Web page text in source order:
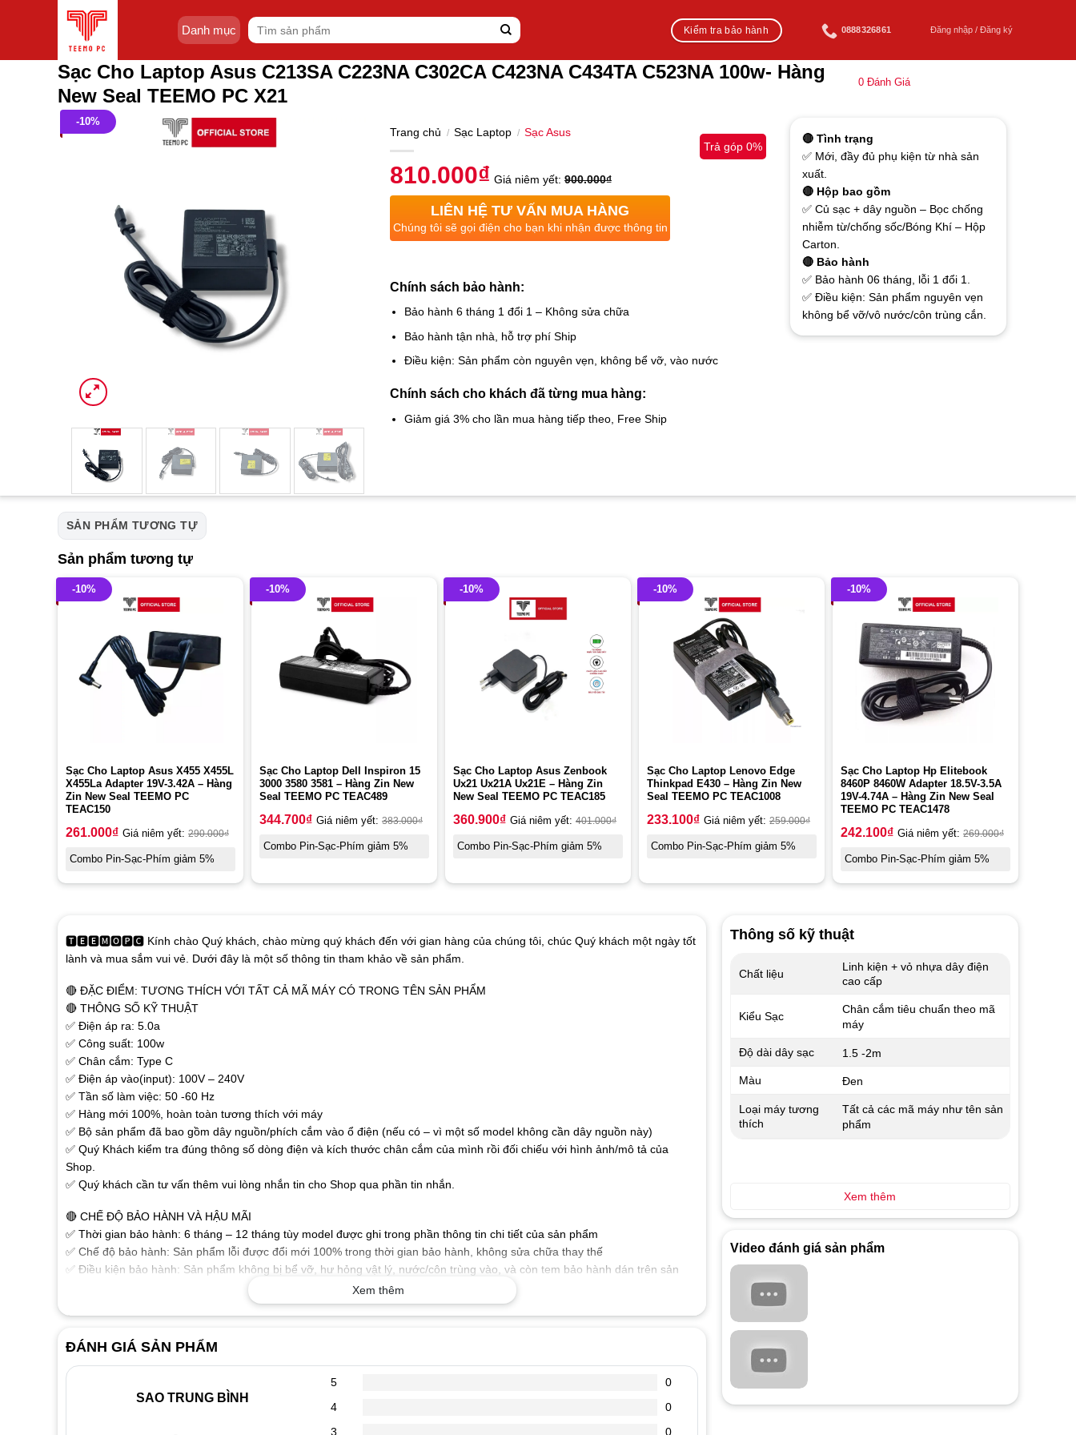
Danh mục
Tìm
kiếm:
Kiểm tra bảo hành 0888326861 Đăng nhập / Đăng ký
Sạc Cho Laptop Asus C213SA C223NA C302CA C423NA C434TA C523NA 100w- Hàng
New Seal TEEMO PC X21
0 Đánh Giá
-10%
Trang chủ / Sạc Laptop / Sạc Asus
810.000₫ Giá niêm yết: 900.000₫
Trả góp 0%
LIÊN HỆ TƯ VẤN MUA HÀNG
Chúng tôi sẽ gọi điện cho bạn khi nhận được thông tin
Chính sách bảo hành:
Bảo hành 6 tháng 1 đổi 1 – Không sửa chữa
Bảo hành tận nhà, hỗ trợ phí Ship
Điều kiện: Sản phẩm còn nguyên vẹn, không bể vỡ, vào nước
Chính sách cho khách đã từng mua hàng:
Giảm giá 3% cho lần mua hàng tiếp theo, Free Ship
🔴 Tình trạng
✅ Mới, đầy đủ phụ kiện từ nhà sản
xuất.
🔴 Hộp bao gồm
✅ Củ sạc + dây nguồn – Bọc chống
nhiễm từ/chống sốc/Bóng Khí – Hộp
Carton.
🔴 Bảo hành
✅ Bảo hành 06 tháng, lỗi 1 đổi 1.
✅ Điều kiện: Sản phẩm nguyên vẹn
không bể vỡ/vô nước/côn trùng cắn.
SẢN PHẨM TƯƠNG TỰ
Sản phẩm tương tự
-10%
Sạc Cho Laptop Asus X455 X455L
X455La Adapter 19V-3.42A – Hàng
Zin New Seal TEEMO PC
TEAC150
261.000₫ Giá niêm yết: 290.000₫
Combo Pin-Sạc-Phím giảm 5%
-10%
Sạc Cho Laptop Dell Inspiron 15
3000 3580 3581 – Hàng Zin New
Seal TEEMO PC TEAC489
344.700₫ Giá niêm yết: 383.000₫
Combo Pin-Sạc-Phím giảm 5%
-10%
Sạc Cho Laptop Asus Zenbook
Ux21 Ux21A Ux21E – Hàng Zin
New Seal TEEMO PC TEAC185
360.900₫ Giá niêm yết: 401.000₫
Combo Pin-Sạc-Phím giảm 5%
-10%
Sạc Cho Laptop Lenovo Edge
Thinkpad E430 – Hàng Zin New
Seal TEEMO PC TEAC1008
233.100₫ Giá niêm yết: 259.000₫
Combo Pin-Sạc-Phím giảm 5%
-10%
Sạc Cho Laptop Hp Elitebook
8460P 8460W Adapter 18.5V-3.5A
19V-4.74A – Hàng Zin New Seal
TEEMO PC TEAC1478
242.100₫ Giá niêm yết: 269.000₫
Combo Pin-Sạc-Phím giảm 5%
🆃🅴🅴🅼🅾🅿🅲 Kính chào Quý khách, chào mừng quý khách đến với gian hàng của chúng tôi, chúc Quý khách một ngày tốt
lành và mua sắm vui vẻ. Dưới đây là một số thông tin tham khảo về sản phẩm.
🔴 ĐẶC ĐIỂM: TƯƠNG THÍCH VỚI TẤT CẢ MÃ MÁY CÓ TRONG TÊN SẢN PHẨM
🔴 THÔNG SỐ KỸ THUẬT
✅ Điện áp ra: 5.0a
✅ Công suất: 100w
✅ Chân cắm: Type C
✅ Điện áp vào(input): 100V – 240V
✅ Tần số làm việc: 50 -60 Hz
✅ Hàng mới 100%, hoàn toàn tương thích với máy
✅ Bộ sản phẩm đã bao gồm dây nguồn/phích cắm vào ổ điện (nếu có – vì một số model không cần dây nguồn này)
✅ Quý Khách kiểm tra đúng thông số dòng điện và kích thước chân cắm của mình rồi đối chiếu với hình ảnh/mô tả của
Shop.
✅ Quý khách cần tư vấn thêm vui lòng nhắn tin cho Shop qua phần tin nhắn.
🔴 CHẾ ĐỘ BẢO HÀNH VÀ HẬU MÃI
✅ Thời gian bảo hành: 6 tháng – 12 tháng tùy model được ghi trong phần thông tin chi tiết của sản phẩm
✅ Chế độ bảo hành: Sản phẩm lỗi được đổi mới 100% trong thời gian bảo hành, không sửa chữa thay thế
✅ Điều kiện bảo hành: Sản phẩm không bị bể vỡ, hư hỏng vật lý, nước/côn trùng vào, và còn tem bảo hành dán trên sản
🔴 MỘT SỐ THÔNG TIN THAM KHẢO VỀ SẠC LAPTOP
✅ Sạc dành cho Laptop chất lượng cao đảm bảo các thông số kỹ thuật mà máy tính xách tay của bạn yêu cầu, cấp nguồn
ổn định chuẩn dòng cho Laptop của bạn làm việc tốt nhất.
✅ Sạc được sản xuất theo tiêu chuẩn cho chất lượng sạc tốt, dòng diện an toàn, chống chập, cháy nổ, không gây ảnh
hưởng xấu đến thiết bị.
✅ Tính năng bảo vệ Laptop nếu điện áp không chính xác, đoản mạch hoặc quá nóng.
✅ Vật liệu cấu tạo tốt, độ bền cao với vỏ nhựa chắc chắn, chống oxi hóa, chống chịu va đập, bảo vệ mạch điện bên trong
Xem thêm
ĐÁNH GIÁ SẢN PHẨM
SAO TRUNG BÌNH
5
0
4
0
3
0
Thông số kỹ thuật
Chất liệu
Linh kiện + vỏ nhựa dây điện
cao cấp
Kiểu Sạc
Chân cắm tiêu chuẩn theo mã
máy
Độ dài dây sạc 1.5 -2m
Màu Đen
Loại máy tương
thích
Tất cả các mã máy như tên sản
phẩm
Xem thêm
Video đánh giá sản phẩm